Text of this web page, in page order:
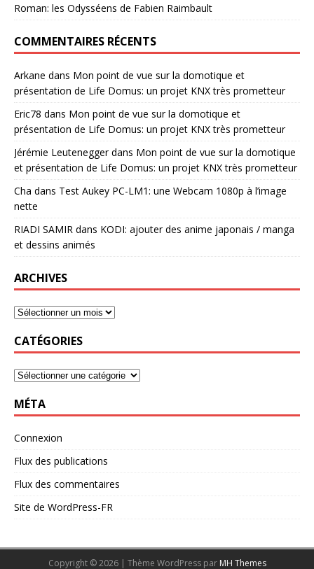
Roman: les Odysséens de Fabien Raimbault
COMMENTAIRES RÉCENTS
Arkane dans Mon point de vue sur la domotique et
présentation de Life Domus: un projet KNX très prometteur
Eric78 dans Mon point de vue sur la domotique et
présentation de Life Domus: un projet KNX très prometteur
Jérémie Leuteneggerdans Mon point de vue sur la domotique
et présentation de Life Domus: un projet KNX très prometteur
Cha dans Test Aukey PC-LM1: une Webcam 1080p à l’image
nette
RIADI SAMIR dans KODI: ajouter des anime japonais / manga
et dessins animés
ARCHIVES
CATÉGORIES
MÉTA
Connexion
Flux des publications
Flux des commentaires
Site de WordPress-FR
Copyright © 2026 | Thème WordPress par MH Themes